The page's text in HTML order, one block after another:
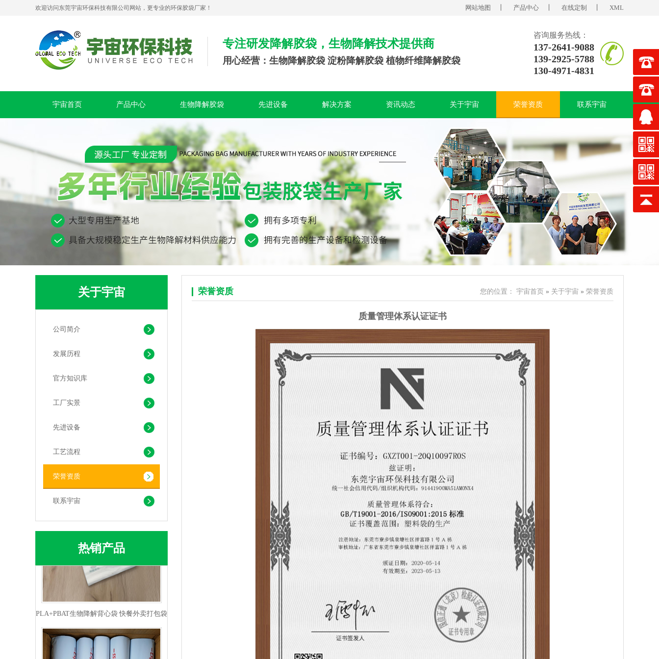
欢迎访问东莞宇宙环保科技有限公司网站，更专业的环保胶袋厂家！ 网站地图 产品中心 在线定制 XML
专注研发降解胶袋，生物降解技术提供商
用心经营：生物降解胶袋 淀粉降解胶袋 植物纤维降解胶袋
咨询服务热线：
137-2641-9088
139-2925-5788
130-4971-4831
宇宙首页 产品中心 生物降解胶袋 先进设备 解决方案 资讯动态 关于宇宙 荣誉资质 联系宇宙
关于宇宙
公司简介
发展历程
官方知识库
工厂实景
先进设备
工艺流程
荣誉资质
联系宇宙
热销产品
生物降解拉链贴骨密封袋 PLA+PBAT 可堆肥服装包装袋
PLA+PBAT全生物降解贴骨袋 密封包装袋 五金包装
PLA+PBAT生物降解背心袋 快餐外卖打包袋
荣誉资质 您的位置： 宇宙首页 » 关于宇宙 » 荣誉资质
质量管理体系认证证书